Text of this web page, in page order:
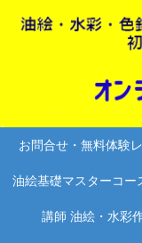
お問合せ・無料体験
油絵基礎マスターコー
講師 油絵・水彩